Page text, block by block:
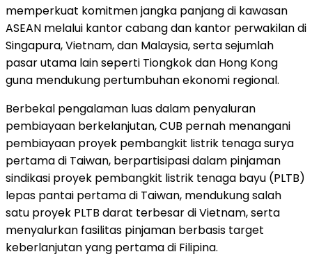
memperkuat komitmen jangka panjang di kawasan
ASEAN melalui kantor cabang dan kantor perwakilan di
Singapura, Vietnam, dan Malaysia, serta sejumlah
pasar utama lain seperti Tiongkok dan Hong Kong
guna mendukung pertumbuhan ekonomi regional.
Berbekal pengalaman luas dalam penyaluran
pembiayaan berkelanjutan, CUB pernah menangani
pembiayaan proyek pembangkit listrik tenaga surya
pertama di Taiwan, berpartisipasi dalam pinjaman
sindikasi proyek pembangkit listrik tenaga bayu (PLTB)
lepas pantai pertama di Taiwan, mendukung salah
satu proyek PLTB darat terbesar di Vietnam, serta
menyalurkan fasilitas pinjaman berbasis target
keberlanjutan yang pertama di Filipina.